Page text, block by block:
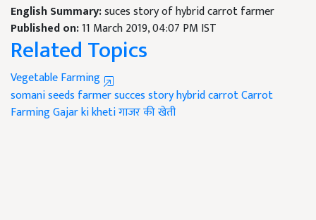
English Summary:suces story of hybrid carrot farmer
Published on:11 March 2019, 04:07 PM IST
Related Topics
Vegetable Farming
somani seeds farmersucces storyhybrid carrotCarrot
FarmingGajar ki khetiगाजर की खेती